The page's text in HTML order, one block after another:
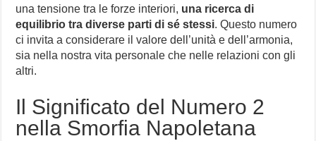
una tensione tra le forze interiori, una ricerca di
equilibrio tra diverse parti di sé stessi. Questo numero
ci invita a considerare il valore dell’unità e dell’armonia,
sia nella nostra vita personale che nelle relazioni con gli
altri.
Il Significato del Numero 2
nella Smorfia Napoletana